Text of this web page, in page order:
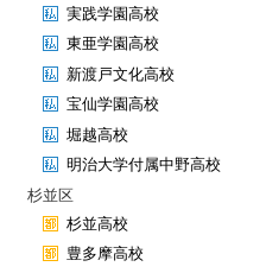
実践学園高校
東亜学園高校
新渡戸文化高校
宝仙学園高校
堀越高校
明治大学付属中野高校
杉並区
杉並高校
豊多摩高校